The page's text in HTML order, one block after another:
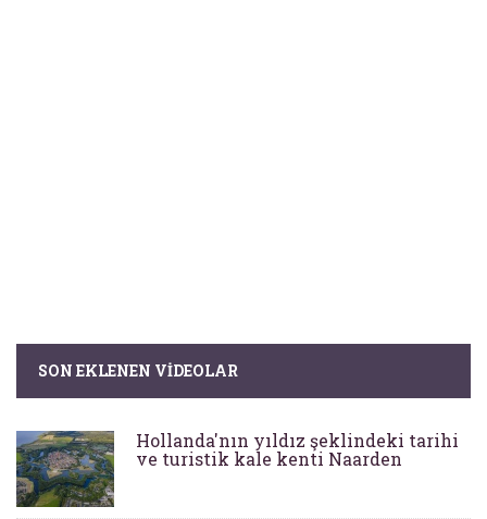
SON EKLENEN VIDEOLAR
Hollanda'nın yıldız şeklindeki tarihi
ve turistik kale kenti Naarden